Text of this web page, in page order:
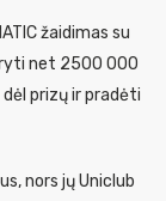
žaidimas su
net 2500 000
prizų ir pradėti
nors jų Uniclub